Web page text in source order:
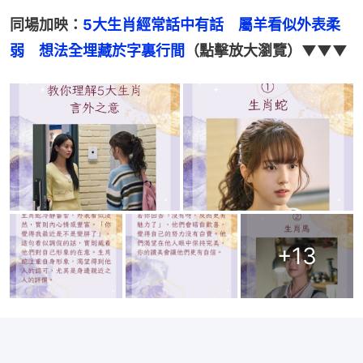
同場加映： 5大生肖經常話中有話　屬羊看似外表柔
弱　想法全埋藏於字裏行間 （點擊放大瀏覽）▼▼▼
+13